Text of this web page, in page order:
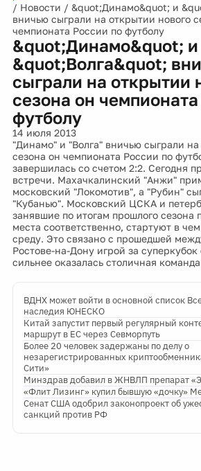
/ Новости / &quot;Динамо&quot; и
вничью сыграли на открытии нового
чемпионата России по футболу
&quot;Динамо&quot; и
&quot;Волга&quot;
сыграли на открытии
сезона он
футболу
14 июля 2013
"Динамо" и "Волга" вничью сыграли
сезона он чемпионата России по
завершилась со счетом 2:2. Сегодня
встречи. Махачкалинский "Анжи"
московский "Локомотив", а "Рубин"
"Кубанью". Московский ЦСКА и
занявшие по итогам прошлого сезона
места соответственно, стартуют в
среду. Это связано с прошедшей
Ростове-на-Дону игрой за
сильнее оказалась столичная
ВДНХ может войти в основной список
наследия ЮНЕСКО
Китай запустит первый регулярный
маршрут в ЕС через Севморпуть
Более 20 человек задержаны по делу о
незарегистрированных
Сити»
Минздрав добавил в ЖНВЛП препарат
«Флит Лизинг» купил бывшую «дочку»
Сенат США одобрил законопроект об
санкций против РФ